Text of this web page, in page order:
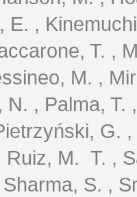
E. ,
T. ,
M. ,
N. , Palma,
G.
Ruiz, M. T. ,
S. ,